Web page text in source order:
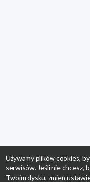
Używamy plików cookies,
serwisów. Jeśli nie chcesz,
Twoim dysku, zmień